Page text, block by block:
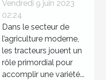
marques de
tracteurs
agricoles
disponibles sur le
marché ?
Vendredi 9 juin 2023
02:24
Dans le secteur de
l’agriculture moderne,
les tracteurs jouent un
rôle primordial pour
accomplir une variété...